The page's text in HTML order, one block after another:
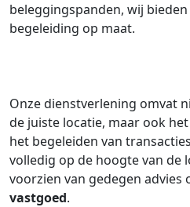
beleggingspanden, wij
begeleiding op maat.
Onze dienstverlening omvat
de juiste locatie, maar ook
het begeleiden van
volledig op de hoogte van de
voorzien van gedegen advies
vastgoed.